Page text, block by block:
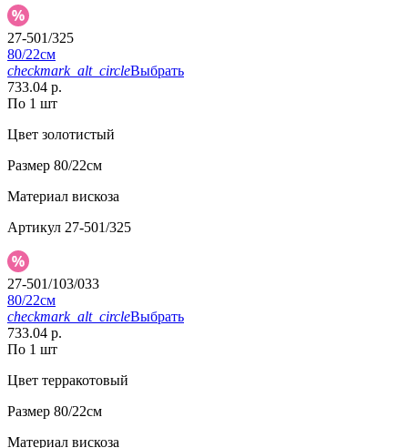
27-501/325
80/22см
checkmark_alt_circleВыбрать
733.04 р.
По 1 шт
Цвет золотистый
Размер 80/22см
Материал вискоза
Артикул 27-501/325
27-501/103/033
80/22см
checkmark_alt_circleВыбрать
733.04 р.
По 1 шт
Цвет терракотовый
Размер 80/22см
Материал вискоза